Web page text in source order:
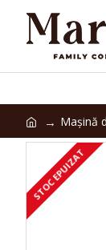
Mașină
STOC EPUIZAT
STOC EPUIZAT